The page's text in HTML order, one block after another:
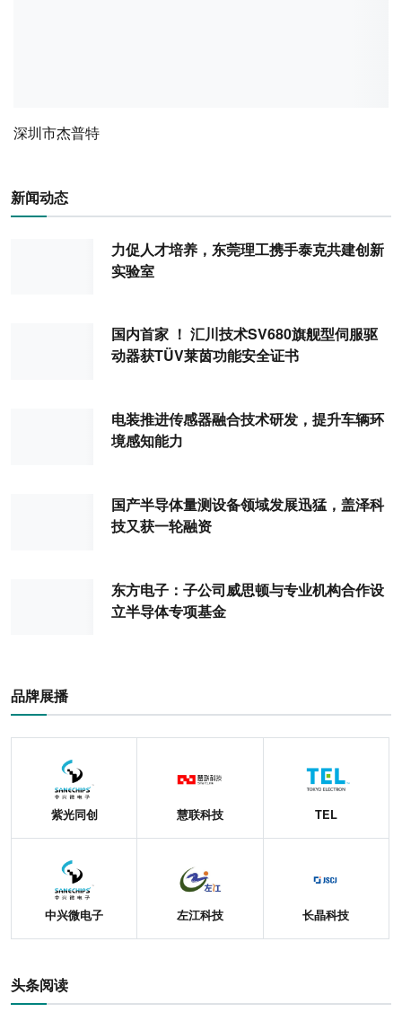
深圳市杰普特
新闻动态
力促人才培养，东莞理工携手泰克共建创新
实验室
国内首家 ！ 汇川技术SV680旗舰型伺服驱
动器获TÜV莱茵功能安全证书
电装推进传感器融合技术研发，提升车辆环
境感知能力
国产半导体量测设备领域发展迅猛，盖泽科
技又获一轮融资
东方电子：子公司威思顿与专业机构合作设
立半导体专项基金
品牌展播
紫光同创 慧联科技 TEL
中兴微电子 左江科技 长晶科技
头条阅读